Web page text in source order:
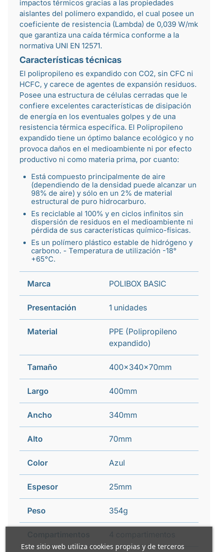
Este sitio web utiliza cookies propias y de terceros
impactos térmicos gracias a las propiedades
aislantes del polímero expandido, el cual posee un
coeficiente de resistencia (Lambda) de 0,039 W/mk
que garantiza una caída térmica conforme a la
normativa UNI EN 12571.
Características técnicas
El polipropileno es expandido con CO2, sin CFC ni
HCFC, y carece de agentes de expansión residuos.
Posee una estructura de células cerradas que le
confiere excelentes características de disipación
de energía en los eventuales golpes y de una
resistencia térmica específica. El Polipropileno
expandido tiene un óptimo balance ecológico y no
provoca daños en el medioambiente ni por efecto
productivo ni como materia prima, por cuanto:
Está compuesto principalmente de aire
(dependiendo de la densidad puede alcanzar un
98% de aire) y sólo en un 2% de material
estructural de puro hidrocarburo.
Es reciclable al 100% y en ciclos infinitos sin
dispersión de residuos en el medioambiente ni
pérdida de sus características químico-físicas.
Es un polímero plástico estable de hidrógeno y
carbono. - Temperatura de utilización -18°
+65°C.
Marca POLIBOX BASIC
Presentación 1 unidades
Material
PPE (Polipropileno
expandido)
Tamaño 400x340x70mm
Largo 400mm
Ancho 340mm
Alto 70mm
Color Azul
Espesor 25mm
Peso 354g